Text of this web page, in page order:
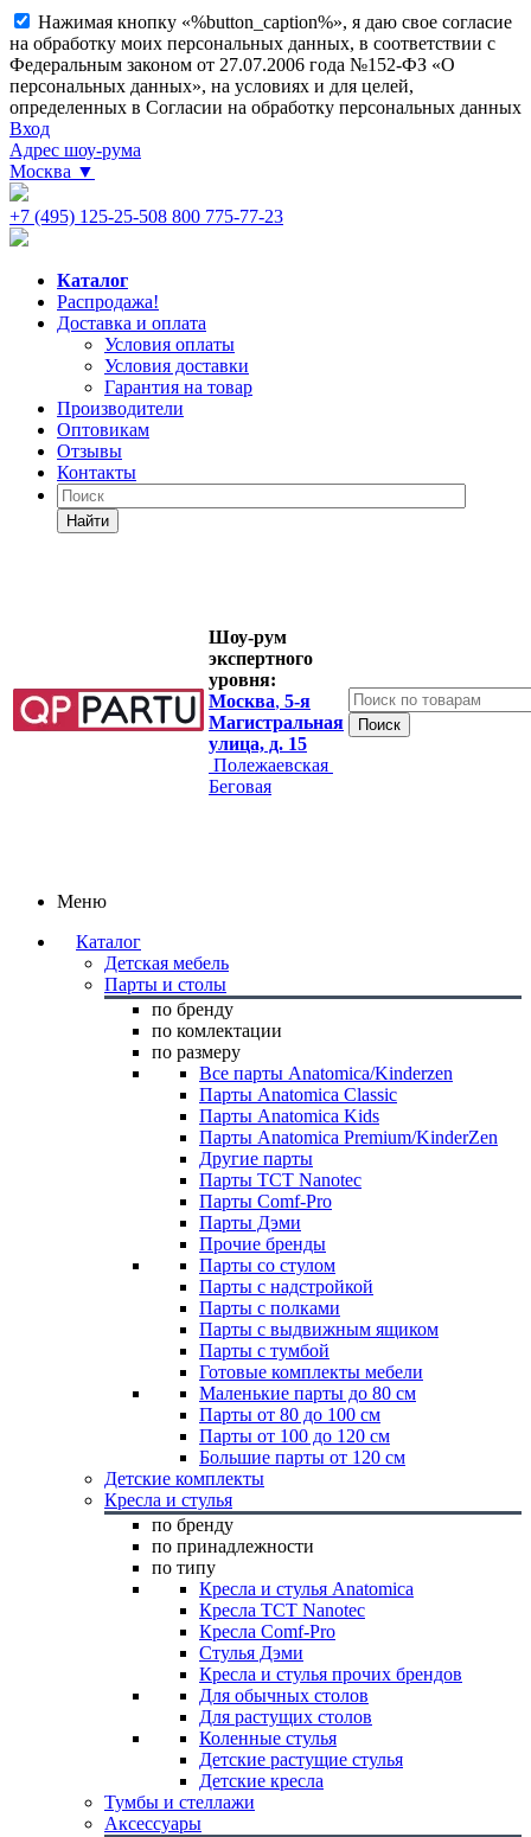
Нажимая кнопку «%button_caption%», я даю свое согласие
на обработку моих персональных данных, в соответствии с
Федеральным законом от 27.07.2006 года №152-ФЗ «О
персональных данных», на условиях и для целей,
определенных в Согласии на обработку персональных данных
Вход
Адрес шоу-рума
Москва ▼
+7 (495) 125-25-508 800 775-77-23
Каталог
Распродажа!
Доставка и оплата
Условия оплаты
Условия доставки
Гарантия на товар
Производители
Оптовикам
Отзывы
Контакты
Найти
Шоу-рум
экспертного
уровня:
Москва, 5-я
Магистральная
улица, д. 15
Полежаевская
Беговая
Меню
Каталог
Детская мебель
Парты и столы
по бренду
по комлектации
по размеру
Все парты Anatomica/Kinderzen
Парты Anatomica Classic
Парты Anatomica Kids
Парты Anatomica Premium/KinderZen
Другие парты
Парты TCT Nanotec
Парты Comf-Pro
Парты Дэми
Прочие бренды
Парты со стулом
Парты с надстройкой
Парты с полками
Парты с выдвижным ящиком
Парты с тумбой
Готовые комплекты мебели
Маленькие парты до 80 см
Парты от 80 до 100 см
Парты от 100 до 120 см
Большие парты от 120 см
Детские комплекты
Кресла и стулья
по бренду
по принадлежности
по типу
Кресла и стулья Anatomica
Кресла TCT Nanotec
Кресла Comf-Pro
Стулья Дэми
Кресла и стулья прочих брендов
Для обычных столов
Для растущих столов
Коленные стулья
Детские растущие стулья
Детские кресла
Тумбы и стеллажи
Аксессуары